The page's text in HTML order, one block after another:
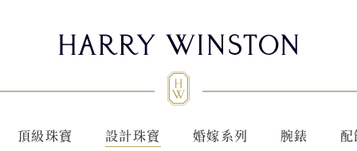
頂級珠寶 設計珠寶 婚嫁系列 腕錶